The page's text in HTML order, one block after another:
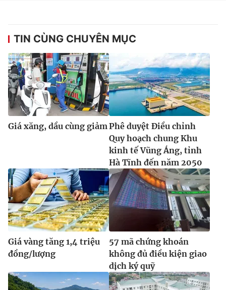
TIN CÙNG CHUYÊN MỤC
Giá xăng, dầu cùng giảmPhê duyệt Điều chỉnh
Quy hoạch chung Khu
kinh tế Vũng Áng, tỉnh
Hà Tĩnh đến năm 2050
Giá vàng tăng 1,4 triệu
đồng/lượng
57 mã chứng khoán
không đủ điều kiện giao
dịch ký quỹ